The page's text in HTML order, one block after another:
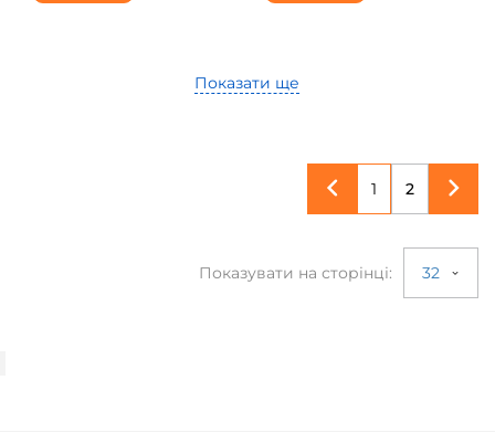
Показати ще
1 2
Показувати на сторінці: 32